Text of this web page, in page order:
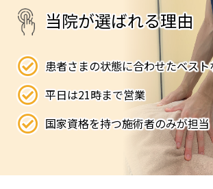
当院が選ばれる理由
患者さまの状態に合わせたベス
平日は21時まで営業
国家資格を持つ施術者のみが担当